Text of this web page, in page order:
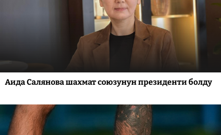
Аида Салянова шахмат союзунун президенти болду